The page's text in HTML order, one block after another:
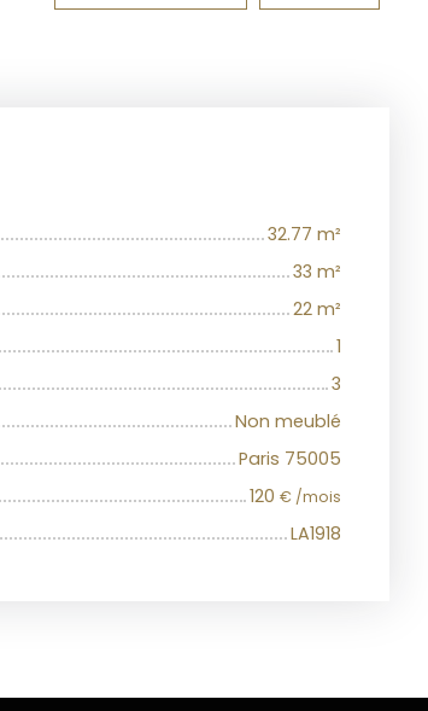
32.77 m²
33 m²
22 m²
1
3
Non meublé
Paris 75005
120 € /mois
LA1918